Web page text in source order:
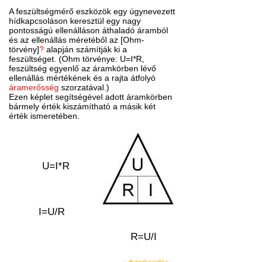
A feszültségmérő eszközök egy úgynevezett
hídkapcsoláson keresztül egy nagy
pontosságú ellenálláson áthaladó áramból
és az ellenállás méretéből az [Ohm-
törvény]? alapján számítják ki a
feszültséget. (Ohm törvénye: U=I*R,
feszültség egyenlő az áramkörben lévő
ellenállás mértékének és a rajta átfolyó
áramerősség szorzatával.)
Ezen képlet segítségével adott áramkörben
bármely érték kiszámítható a másik két
érték ismeretében.
U=I*R
I=U/R
R=U/I